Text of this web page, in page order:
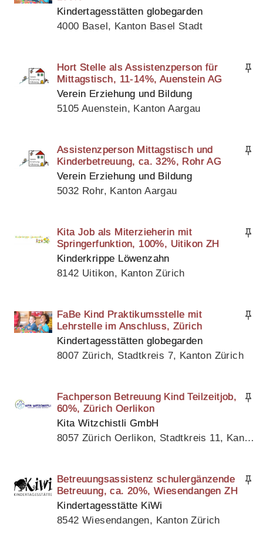
Kindertagesstätten globegarden
4000 Basel, Kanton Basel Stadt
Hort Stelle als Assistenzperson für
Mittagstisch, 11-14%, Auenstein AG
Verein Erziehung und Bildung
5105 Auenstein, Kanton Aargau
Assistenzperson Mittagstisch und
Kinderbetreuung, ca. 32%, Rohr AG
Verein Erziehung und Bildung
5032 Rohr, Kanton Aargau
Kita Job als Miterzieherin mit
Springerfunktion, 100%, Uitikon ZH
Kinderkrippe Löwenzahn
8142 Uitikon, Kanton Zürich
FaBe Kind Praktikumsstelle mit
Lehrstelle im Anschluss, Zürich
Kindertagesstätten globegarden
8007 Zürich, Stadtkreis 7, Kanton Zürich
Fachperson Betreuung Kind Teilzeitjob,
60%, Zürich Oerlikon
Kita Witzchistli GmbH
8057 Zürich Oerlikon, Stadtkreis 11, Kanton Zürich
Betreuungsassistenz schulergänzende
Betreuung, ca. 20%, Wiesendangen ZH
Kindertagesstätte KiWi
8542 Wiesendangen, Kanton Zürich